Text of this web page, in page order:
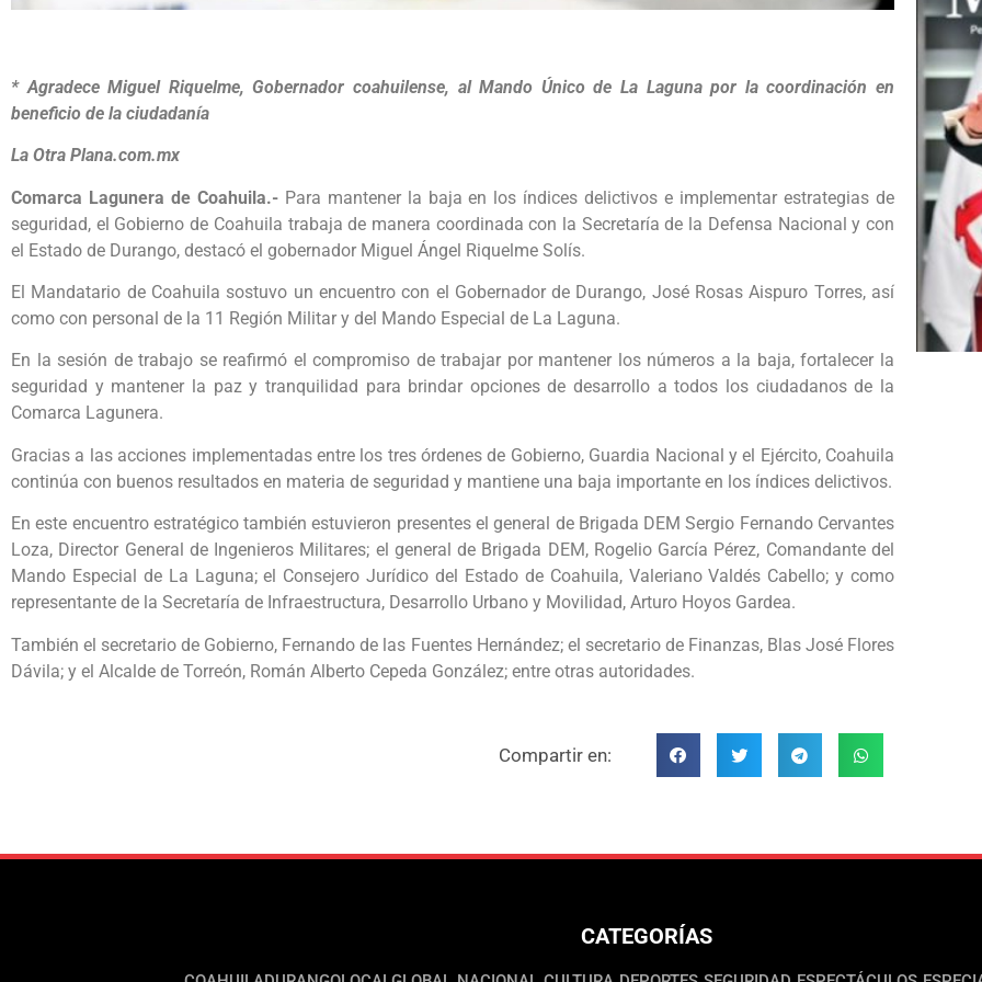
* Agradece Miguel Riquelme, Gobernador coahuilense, al Mando Único de La Laguna por la coordinación en
beneficio de la ciudadanía
La Otra Plana.com.mx
Comarca Lagunera de Coahuila.- Para mantener la baja en los índices delictivos e implementar estrategias de
seguridad, el Gobierno de Coahuila trabaja de manera coordinada con la Secretaría de la Defensa Nacional y con
el Estado de Durango, destacó el gobernador Miguel Ángel Riquelme Solís.
El Mandatario de Coahuila sostuvo un encuentro con el Gobernador de Durango, José Rosas Aispuro Torres, así
como con personal de la 11 Región Militar y del Mando Especial de La Laguna.
En la sesión de trabajo se reafirmó el compromiso de trabajar por mantener los números a la baja, fortalecer la
seguridad y mantener la paz y tranquilidad para brindar opciones de desarrollo a todos los ciudadanos de la
Comarca Lagunera.
Gracias a las acciones implementadas entre los tres órdenes de Gobierno, Guardia Nacional y el Ejército, Coahuila
continúa con buenos resultados en materia de seguridad y mantiene una baja importante en los índices delictivos.
En este encuentro estratégico también estuvieron presentes el general de Brigada DEM Sergio Fernando Cervantes
Loza, Director General de Ingenieros Militares; el general de Brigada DEM, Rogelio García Pérez, Comandante del
Mando Especial de La Laguna; el Consejero Jurídico del Estado de Coahuila, Valeriano Valdés Cabello; y como
representante de la Secretaría de Infraestructura, Desarrollo Urbano y Movilidad, Arturo Hoyos Gardea.
También el secretario de Gobierno, Fernando de las Fuentes Hernández; el secretario de Finanzas, Blas José Flores
Dávila; y el Alcalde de Torreón, Román Alberto Cepeda González; entre otras autoridades.
Compartir en:
CATEGORÍAS